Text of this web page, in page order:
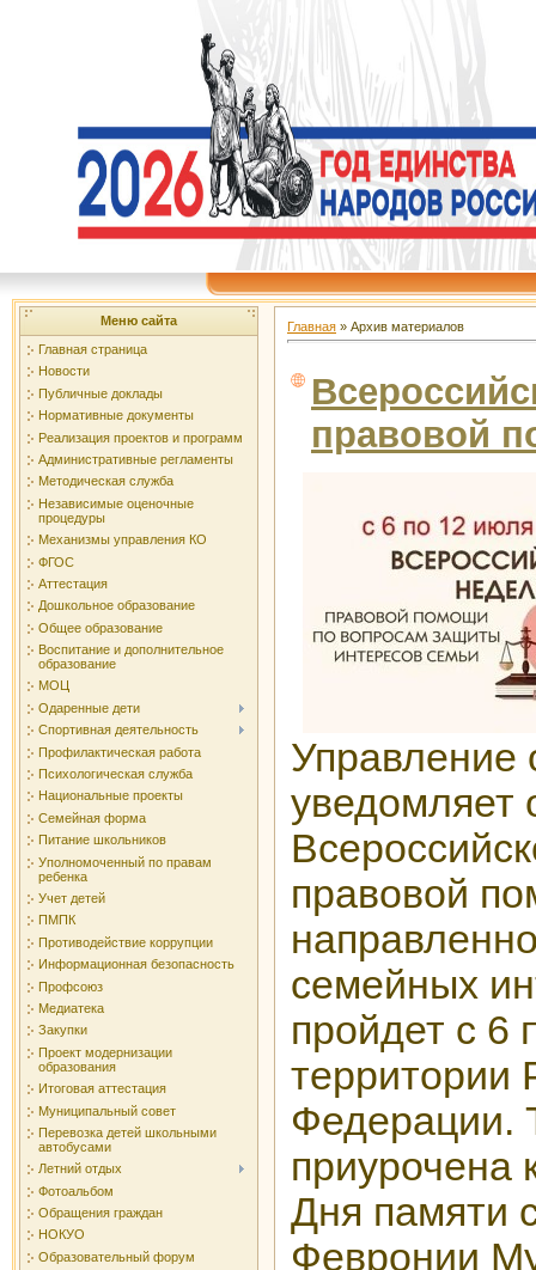
Меню сайта
Главная страница
Новости
Публичные доклады
Нормативные документы
Реализация проектов и программ
Административные регламенты
Методическая служба
Независимые оценочные
процедуры
Механизмы управления КО
ФГОС
Аттестация
Дошкольное образование
Общее образование
Воспитание и дополнительное
образование
МОЦ
Одаренные дети
Спортивная деятельность
Профилактическая работа
Психологическая служба
Национальные проекты
Семейная форма
Питание школьников
Уполномоченный по правам
ребенка
Учет детей
ПМПК
Противодействие коррупции
Информационная безопасность
Профсоюз
Медиатека
Закупки
Проект модернизации
образования
Итоговая аттестация
Муниципальный совет
Перевозка детей школьными
автобусами
Летний отдых
Фотоальбом
Обращения граждан
НОКУО
Образовательный форум
Главная » Архив материалов
правовой
Управление
уведомляет
правовой
семейных
пройдет с 6
территории
Федерации.
приурочена
Дня памяти
Февронии